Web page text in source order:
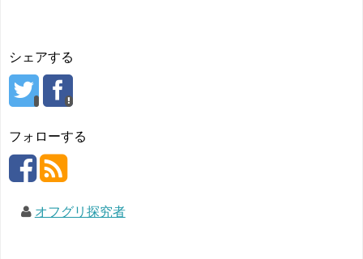
シェアする
フォローする
オフグリ探究者